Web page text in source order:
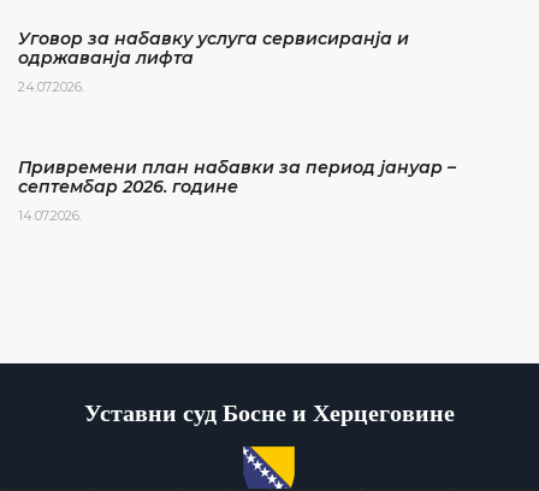
Уговор за набавку услуга сервисиранја и
одржаванја лифта
24.07.2026.
Привремени план набавки за период јануар –
септембар 2026. године
14.07.2026.
Уставни суд Босне и Херцеговине